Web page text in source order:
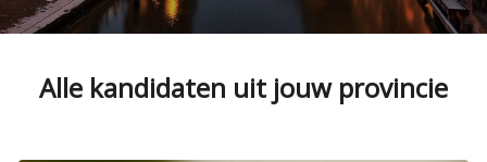
Alle kandidaten uit jouw provincie